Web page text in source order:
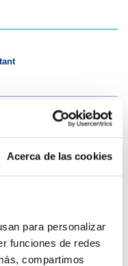
Acerca de las cookies
para personalizar
funciones de redes
compartimos